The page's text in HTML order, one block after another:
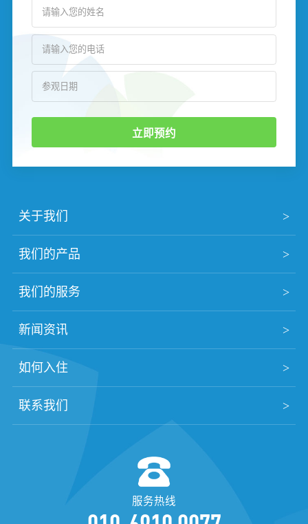
立即预约
关于我们
我们的产品
我们的服务
新闻资讯
如何入住
联系我们
服务热线